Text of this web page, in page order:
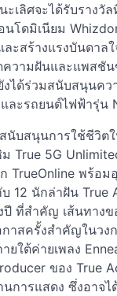
ะเลิศจะได้รับราง
โดมิเนียม
ะสร้างแรงบันดาล
ความฝันและแพสชั
งได้ร่วมสนับสนุนค
ละรถยนต์ไฟฟ้ารุ่น
นับสนุนการใช้ชีวิต
True 5G
TrueOnline พร้
บ 12 นักล่าฝัน
ปี ที่สำคัญ เส้นทาง
าสครั้งสำคัญในวง
ใต้ค่ายเพลง
ของ True
การแสดง ซึ่งอาจ